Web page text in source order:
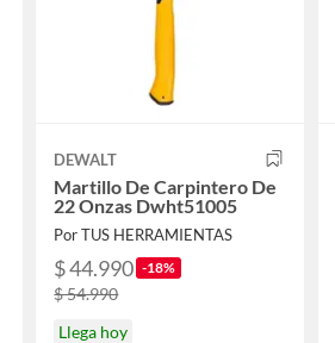
DEWALT
Martillo De Carpintero De
22 Onzas Dwht51005
Por TUS HERRAMIENTAS
$ 44.990 -18%
$ 54.990
Llega hoy